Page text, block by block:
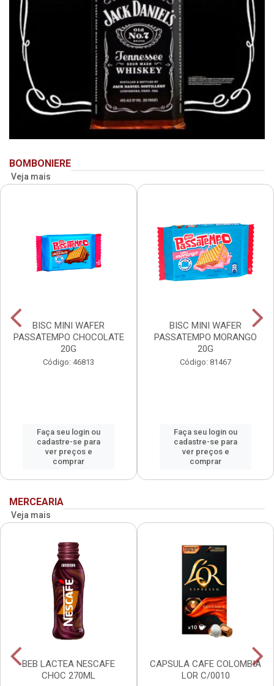
BOMBONIERE
Veja mais
BISC MINI WAFER
PASSATEMPO CHOCOLATE
20G
Código: 46813
Faça seu login ou
cadastre-se para
ver preços e
comprar
BISC MINI WAFER
PASSATEMPO MORANGO
20G
Código: 81467
Faça seu login ou
cadastre-se para
ver preços e
comprar
MERCEARIA
Veja mais
BEB LACTEA NESCAFE
CHOC 270ML
CAPSULA CAFE COLOMBIA
LOR C/0010